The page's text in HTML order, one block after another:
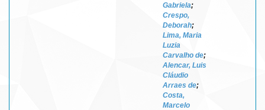
Gabriela;
Crespo,
Deborah;
Lima, Maria
Luzia
Carvalho de;
Alencar, Luis
Cláudio
Arraes de;
Costa,
Marcelo